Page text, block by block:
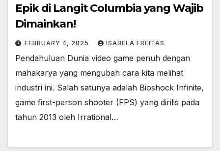
Epik di Langit Columbia yang Wajib
Dimainkan!
FEBRUARY 4, 2025 ISABELA FREITAS
Pendahuluan Dunia video game penuh dengan
mahakarya yang mengubah cara kita melihat
industri ini. Salah satunya adalah Bioshock Infinite,
game first-person shooter (FPS) yang dirilis pada
tahun 2013 oleh Irrational…